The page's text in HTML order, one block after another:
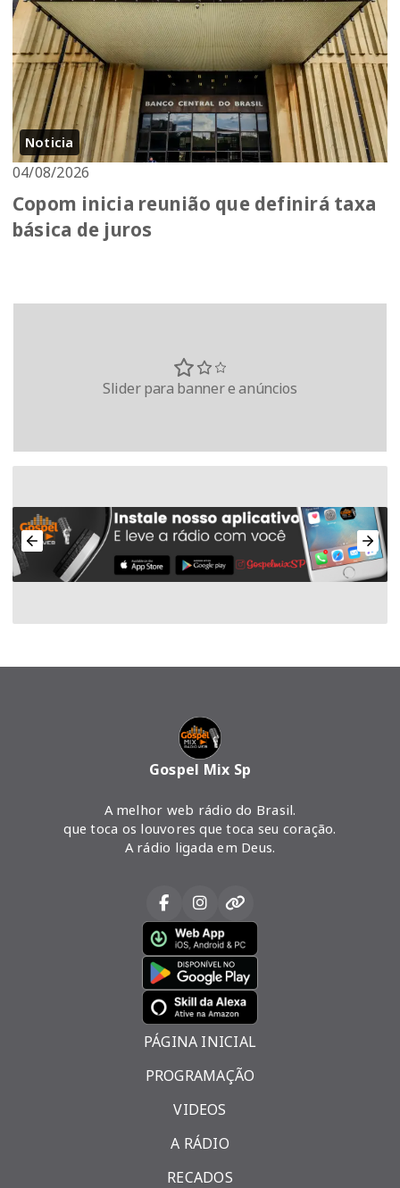
Noticia
04/08/2026
Copom inicia reunião que definirá taxa
básica de juros
Slider para banner e anúncios
Gospel Mix Sp
A melhor web rádio do Brasil.
que toca os louvores que toca seu coração.
A rádio ligada em Deus.
PÁGINA INICIAL
PROGRAMAÇÃO
VIDEOS
A RÁDIO
RECADOS